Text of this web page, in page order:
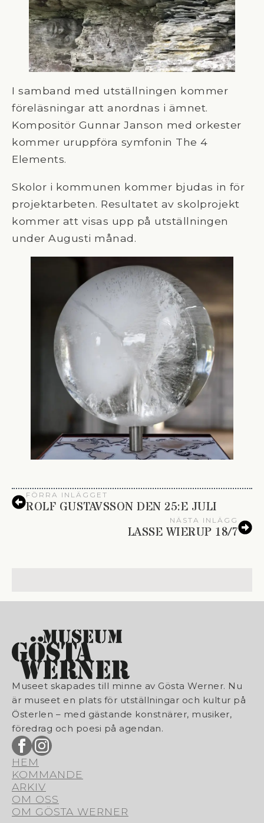
I samband med utställningen kommer
föreläsningar att anordnas i ämnet.
Kompositör Gunnar Janson med orkester
kommer uruppföra symfonin The 4
Elements.
Skolor i kommunen kommer bjudas in för
projektarbeten. Resultatet av skolprojekt
kommer att visas upp på utställningen
under Augusti månad.
FÖRRA INLÄGGET
ROLF GUSTAVSSON DEN 25:E JULI
NÄSTA INLÄGG
LASSE WIERUP 18/7
Museet skapades till minne av Gösta Werner. Nu
är museet en plats för utställningar och kultur på
Österlen – med gästande konstnärer, musiker,
föredrag och poesi på agendan.
HEM
KOMMANDE
ARKIV
OM OSS
OM GÖSTA WERNER